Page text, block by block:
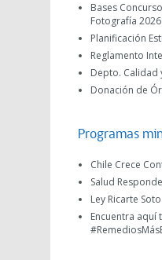
Bases
Fotografía 2026
Planificación
Reglamento
Depto. Calidad
Donación de
Programas
Chile Crece
Salud Responde
Ley Ricarte Soto
Encuentra aquí